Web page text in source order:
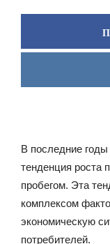
В последние
тенденция роста
пробегом. Эта
комплексом
экономическую
потребителей.